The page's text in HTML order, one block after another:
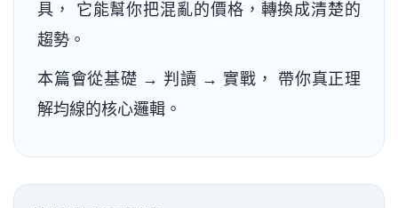
具， 它能幫你把混亂的價格，轉換成清楚的
趨勢。
本篇會從基礎 → 判讀 → 實戰， 帶你真正理
解均線的核心邏輯。